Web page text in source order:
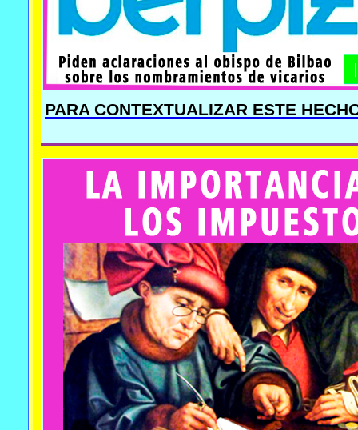
PARA CONTEXTUALIZAR ESTE